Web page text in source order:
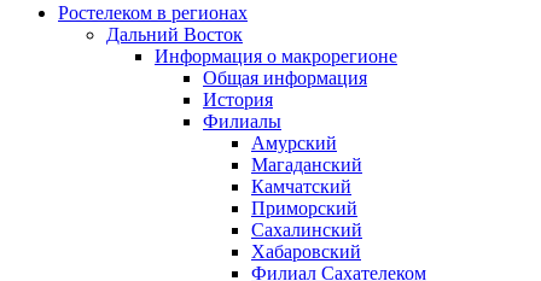
Ростелеком в регионах
Дальний Восток
Информация о макрорегионе
Общая информация
История
Филиалы
Амурский
Магаданский
Камчатский
Приморский
Сахалинский
Хабаровский
Филиал Сахателеком